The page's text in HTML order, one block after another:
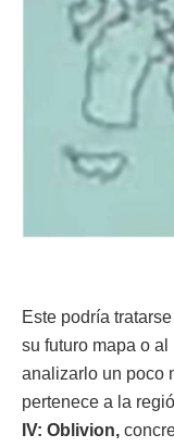
Este podría
su futuro mapa o
analizarlo un poco
pertenece a la
IV: Oblivion,